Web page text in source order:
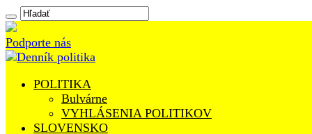
Podporte nás
POLITIKA
Bulvárne
VYHLÁSENIA POLITIKOV
SLOVENSKO